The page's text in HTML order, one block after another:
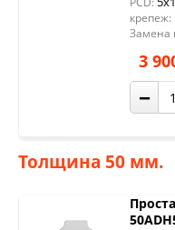
крепеж:
Замена
3
−
Толщина 50 мм.